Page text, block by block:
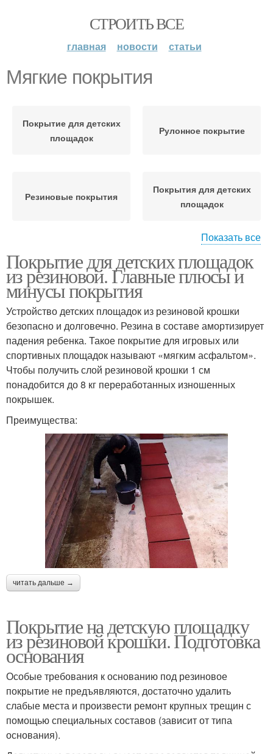
СТРОИТЬ ВСЕ
главная новости статьи
Мягкие покрытия
Покрытие для детских
площадок
Рулонное покрытие
Резиновые покрытия
Покрытия для детских
площадок
Резиновое покрытие
площадках
Травмобезопасные
покрытия
Покрытие на детскую
площадку
Бесшовное покрытие
Показать все
Покрытие для детских площадок
из резиновой. Главные плюсы и
минусы покрытия
Устройство детских площадок из резиновой крошки
безопасно и долговечно. Резина в составе амортизирует
падения ребенка. Такое покрытие для игровых или
спортивных площадок называют «мягким асфальтом».
Чтобы получить слой резиновой крошки 1 см
понадобится до 8 кг переработанных изношенных
покрышек.
Преимущества:
читать дальше →
Покрытие на детскую площадку
из резиновой крошки. Подготовка
основания
Особые требования к основанию под резиновое
покрытие не предъявляются, достаточно удалить
слабые места и произвести ремонт крупных трещин с
помощью специальных составов (зависит от типа
основания).